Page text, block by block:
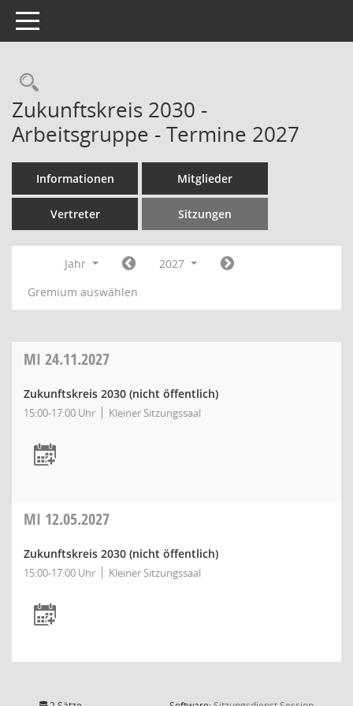
Toggle navigation
Rechercheauswahl
Zukunftskreis 2030 -
Arbeitsgruppe - Termine 2027
Informationen Mitglieder
Vertreter Sitzungen
Jahr
2027
Gremium auswählen
MI 24.11.2027
Zukunftskreis 2030 (nicht öffentlich)
15:00-17:00 Uhr Kleiner Sitzungssaal
MI 12.05.2027
Zukunftskreis 2030 (nicht öffentlich)
15:00-17:00 Uhr Kleiner Sitzungssaal